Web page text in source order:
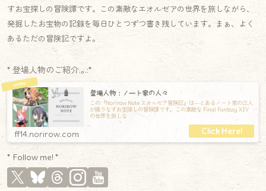
すお宝探しの冒険譚です。この素敵なエオルゼアの世界を旅しながら、
発掘したお宝物の記録を毎日ひとつずつ書き残しています。まぁ、よく
あるただの冒険記ですよ。
* 登場人物のご紹介.｡.:*
登場人物：ノート家の人々
この『Norirow Note エオルゼア冒険記』は―とあるノート家の三人
が織りなすお宝探しの冒険譚です。この素敵な Final Fantasy XIV
の世界を旅しな
ff14.norirow.com
* Follow me! *